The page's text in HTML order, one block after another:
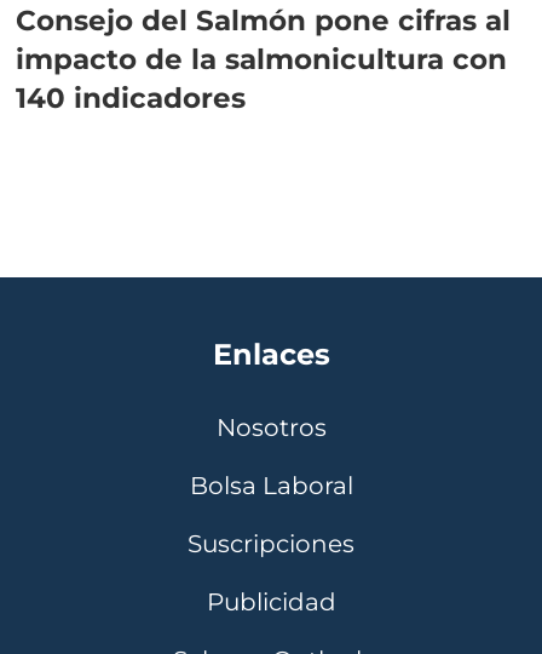
Consejo del Salmón pone cifras al
impacto de la salmonicultura con
140 indicadores
Enlaces
Nosotros
Bolsa Laboral
Suscripciones
Publicidad